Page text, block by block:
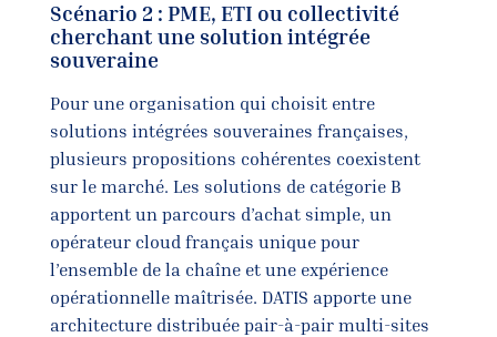
Scénario 2 : PME, ETI ou collectivité
cherchant une solution intégrée
souveraine
Pour une organisation qui choisit entre
solutions intégrées souveraines françaises,
plusieurs propositions cohérentes coexistent
sur le marché. Les solutions de catégorie B
apportent un parcours d’achat simple, un
opérateur cloud français unique pour
l’ensemble de la chaîne et une expérience
opérationnelle maîtrisée. DATIS apporte une
architecture distribuée pair-à-pair multi-sites